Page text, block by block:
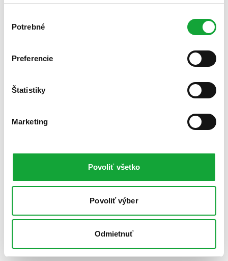
súhlasu
Potrebné
Preferencie
Štatistiky
Marketing
Povoliť všetko
Povoliť výber
Odmietnuť